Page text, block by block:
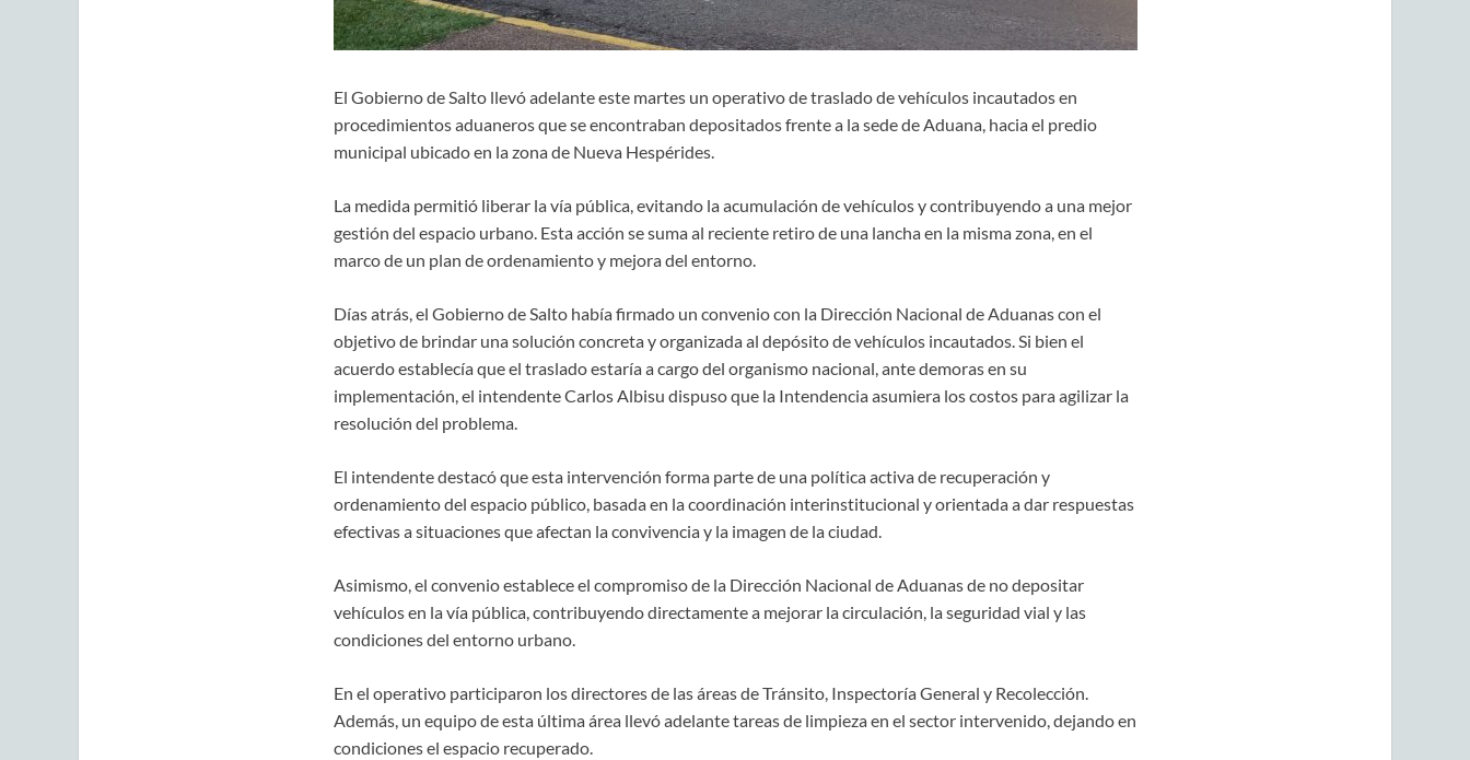
El Gobierno de Salto llevó adelante este martes un operativo de traslado de vehículos incautados en
procedimientos aduaneros que se encontraban depositados frente a la sede de Aduana, hacia el predio
municipal ubicado en la zona de Nueva Hespérides.
La medida permitió liberar la vía pública, evitando la acumulación de vehículos y contribuyendo a una mejor
gestión del espacio urbano. Esta acción se suma al reciente retiro de una lancha en la misma zona, en el
marco de un plan de ordenamiento y mejora del entorno.
Días atrás, el Gobierno de Salto había firmado un convenio con la Dirección Nacional de Aduanas con el
objetivo de brindar una solución concreta y organizada al depósito de vehículos incautados. Si bien el
acuerdo establecía que el traslado estaría a cargo del organismo nacional, ante demoras en su
implementación, el intendente Carlos Albisu dispuso que la Intendencia asumiera los costos para agilizar la
resolución del problema.
El intendente destacó que esta intervención forma parte de una política activa de recuperación y
ordenamiento del espacio público, basada en la coordinación interinstitucional y orientada a dar respuestas
efectivas a situaciones que afectan la convivencia y la imagen de la ciudad.
Asimismo, el convenio establece el compromiso de la Dirección Nacional de Aduanas de no depositar
vehículos en la vía pública, contribuyendo directamente a mejorar la circulación, la seguridad vial y las
condiciones del entorno urbano.
En el operativo participaron los directores de las áreas de Tránsito, Inspectoría General y Recolección.
Además, un equipo de esta última área llevó adelante tareas de limpieza en el sector intervenido, dejando en
condiciones el espacio recuperado.